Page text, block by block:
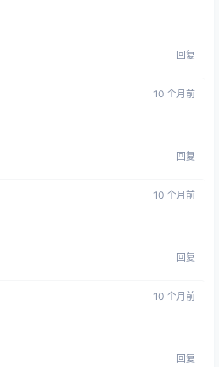
回复
10 个月前
回复
10 个月前
回复
10 个月前
回复